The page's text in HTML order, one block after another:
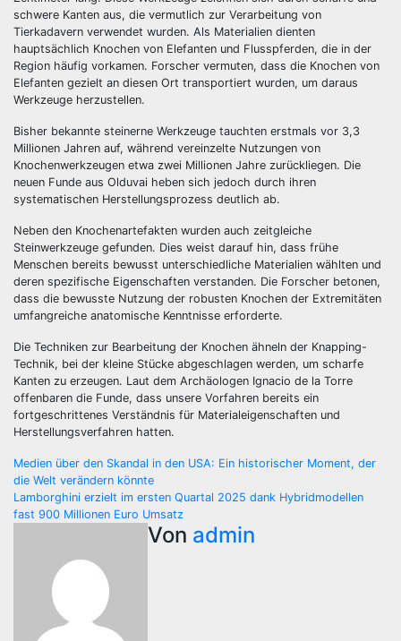
schwere Kanten aus, die vermutlich zur Verarbeitung von
Tierkadavern verwendet wurden. Als Materialien dienten
hauptsächlich Knochen von Elefanten und Flusspferden, die in der
Region häufig vorkamen. Forscher vermuten, dass die Knochen von
Elefanten gezielt an diesen Ort transportiert wurden, um daraus
Werkzeuge herzustellen.
Bisher bekannte steinerne Werkzeuge tauchten erstmals vor 3,3
Millionen Jahren auf, während vereinzelte Nutzungen von
Knochenwerkzeugen etwa zwei Millionen Jahre zurückliegen. Die
neuen Funde aus Olduvai heben sich jedoch durch ihren
systematischen Herstellungsprozess deutlich ab.
Neben den Knochenartefakten wurden auch zeitgleiche
Steinwerkzeuge gefunden. Dies weist darauf hin, dass frühe
Menschen bereits bewusst unterschiedliche Materialien wählten und
deren spezifische Eigenschaften verstanden. Die Forscher betonen,
dass die bewusste Nutzung der robusten Knochen der Extremitäten
umfangreiche anatomische Kenntnisse erforderte.
Die Techniken zur Bearbeitung der Knochen ähneln der Knapping-
Technik, bei der kleine Stücke abgeschlagen werden, um scharfe
Kanten zu erzeugen. Laut dem Archäologen Ignacio de la Torre
offenbaren die Funde, dass unsere Vorfahren bereits ein
fortgeschrittenes Verständnis für Materialeigenschaften und
Herstellungsverfahren hatten.
Beitragsnavigation
Medien über den Skandal in den USA: Ein historischer Moment, der
die Welt verändern könnte
Lamborghini erzielt im ersten Quartal 2025 dank Hybridmodellen
fast 900 Millionen Euro Umsatz
Von admin